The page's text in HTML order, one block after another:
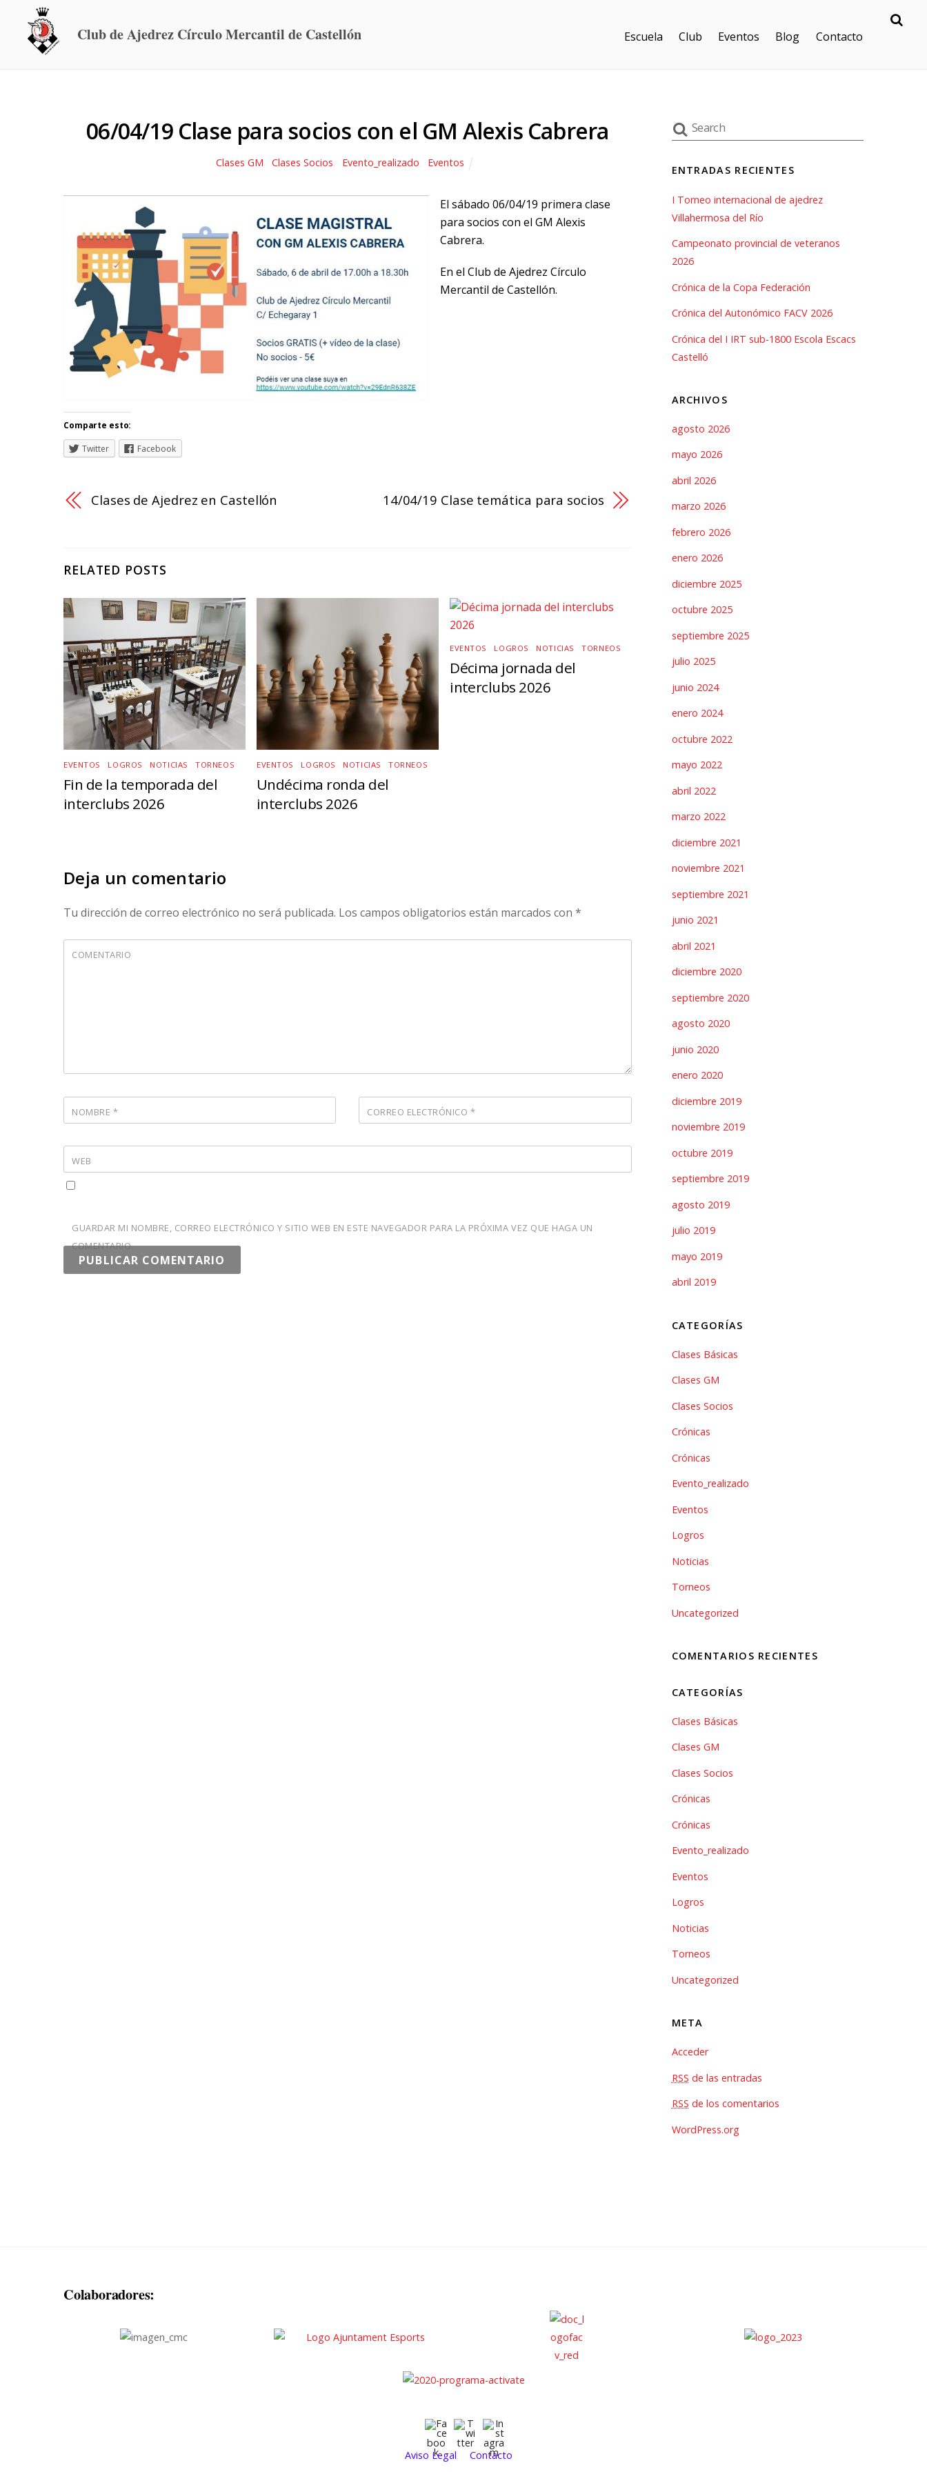
Club de Ajedrez Círculo Mercantil de Castellón Escuela Club Eventos Blog Contacto
06/04/19 Clase para socios con el GM Alexis Cabrera
Clases GM Clases Socios Evento_realizado Eventos
El sábado 06/04/19 primera clase
para socios con el GM Alexis
Cabrera.
En el Club de Ajedrez Círculo
Mercantil de Castellón.
Comparte esto:
Twitter
Facebook
Clases de Ajedrez en Castellón 14/04/19 Clase temática para socios
RELATED POSTS
EVENTOS LOGROS NOTICIAS TORNEOS
Fin de la temporada del
interclubs 2026
EVENTOS LOGROS NOTICIAS TORNEOS
Undécima ronda del
interclubs 2026
EVENTOS LOGROS NOTICIAS TORNEOS
Décima jornada del
interclubs 2026
Deja un comentario
Tu dirección de correo electrónico no será publicada. Los campos obligatorios están marcados con *
COMENTARIO
NOMBRE * CORREO ELECTRÓNICO *
WEB
GUARDAR MI NOMBRE, CORREO ELECTRÓNICO Y SITIO WEB EN ESTE NAVEGADOR PARA LA PRÓXIMA VEZ QUE HAGA UN
COMENTARIO.
ENTRADAS RECIENTES
I Torneo internacional de ajedrez
Villahermosa del Río
Campeonato provincial de veteranos
2026
Crónica de la Copa Federación
Crónica del Autonómico FACV 2026
Crónica del I IRT sub-1800 Escola Escacs
Castelló
ARCHIVOS
agosto 2026
mayo 2026
abril 2026
marzo 2026
febrero 2026
enero 2026
diciembre 2025
octubre 2025
septiembre 2025
julio 2025
junio 2024
enero 2024
octubre 2022
mayo 2022
abril 2022
marzo 2022
diciembre 2021
noviembre 2021
septiembre 2021
junio 2021
abril 2021
diciembre 2020
septiembre 2020
agosto 2020
junio 2020
enero 2020
diciembre 2019
noviembre 2019
octubre 2019
septiembre 2019
agosto 2019
julio 2019
mayo 2019
abril 2019
CATEGORÍAS
Clases Básicas
Clases GM
Clases Socios
Crónicas
Crónicas
Evento_realizado
Eventos
Logros
Noticias
Torneos
Uncategorized
COMENTARIOS RECIENTES
CATEGORÍAS
Clases Básicas
Clases GM
Clases Socios
Crónicas
Crónicas
Evento_realizado
Eventos
Logros
Noticias
Torneos
Uncategorized
META
Acceder
RSS de las entradas
RSS de los comentarios
WordPress.org
Colaboradores:
Aviso Legal Contacto